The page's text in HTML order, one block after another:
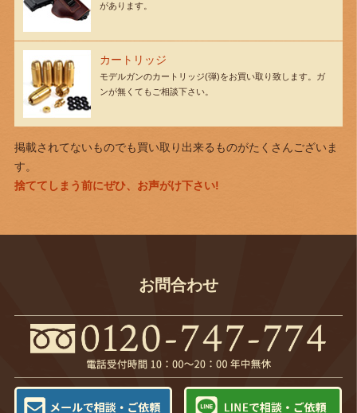
があります。
カートリッジ
モデルガンのカートリッジ(弾)をお買い取り致します。ガ
ンが無くてもご相談下さい。
掲載されてないものでも買い取り出来るものがたくさんございま
す。
捨ててしまう前にぜひ、お声がけ下さい!
お問合わせ